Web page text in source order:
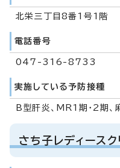
北栄三丁目8番1号1階
電話番号
047-316-8733
実施している予防接種
B型肝炎、MR1期・2期、
さち子レディースク